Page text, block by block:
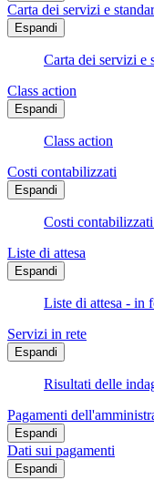
Carta dei servizi e
Espandi
Carta dei servizi e
Class action
Espandi
Class action
Costi contabilizzati
Espandi
Costi
Liste di attesa
Espandi
Liste di attesa - in
Servizi in rete
Espandi
Risultati delle
Pagamenti
Espandi
Dati sui pagamenti
Espandi